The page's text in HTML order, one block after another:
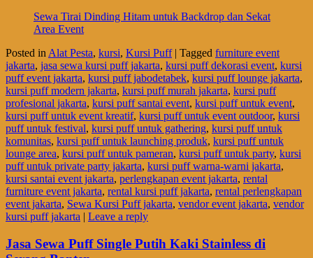
Sewa Tirai Dinding Hitam untuk Backdrop dan Sekat
Area Event
Posted in Alat Pesta, kursi, Kursi Puff | Tagged furniture event
jakarta, jasa sewa kursi puff jakarta, kursi puff dekorasi event, kursi
puff event jakarta, kursi puff jabodetabek, kursi puff lounge jakarta,
kursi puff modern jakarta, kursi puff murah jakarta, kursi puff
profesional jakarta, kursi puff santai event, kursi puff untuk event,
kursi puff untuk event kreatif, kursi puff untuk event outdoor, kursi
puff untuk festival, kursi puff untuk gathering, kursi puff untuk
komunitas, kursi puff untuk launching produk, kursi puff untuk
lounge area, kursi puff untuk pameran, kursi puff untuk party, kursi
puff untuk private party jakarta, kursi puff warna-warni jakarta,
kursi santai event jakarta, perlengkapan event jakarta, rental
furniture event jakarta, rental kursi puff jakarta, rental perlengkapan
event jakarta, Sewa Kursi Puff jakarta, vendor event jakarta, vendor
kursi puff jakarta | Leave a reply
Jasa Sewa Puff Single Putih Kaki Stainless di